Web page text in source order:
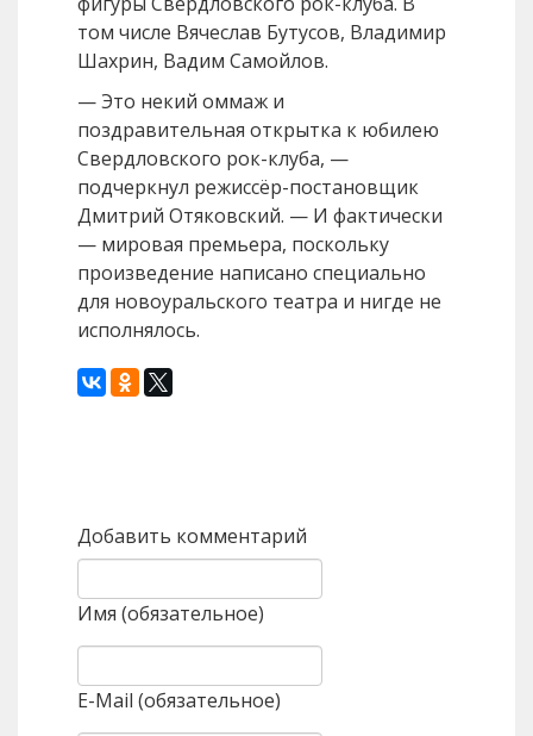
том числе Вячеслав Бутусов, Владимир
Шахрин, Вадим Самойлов.
— Это некий оммаж и
поздравительная открытка к юбилею
Свердловского рок-клуба, —
подчеркнул режиссёр-постановщик
Дмитрий Отяковский. — И фактически
— мировая премьера, поскольку
произведение написано специально
для новоуральского театра и нигде не
исполнялось.
Добавить комментарий
Имя (обязательное)
E-Mail (обязательное)